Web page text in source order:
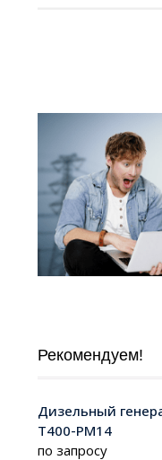
Рекомендуем!
Дизельный
Т400-РМ14
по запросу